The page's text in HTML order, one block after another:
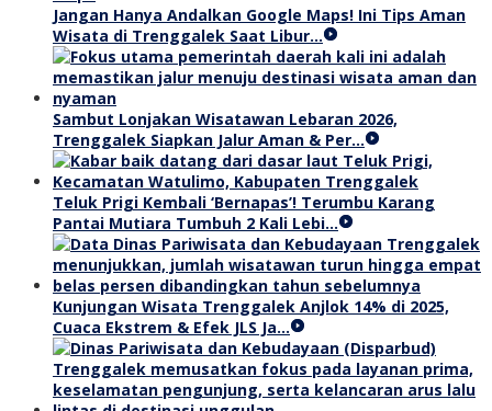
Jangan Hanya Andalkan Google Maps! Ini Tips Aman
Wisata di Trenggalek Saat Libur…
Sambut Lonjakan Wisatawan Lebaran 2026,
Trenggalek Siapkan Jalur Aman & Per…
Teluk Prigi Kembali ‘Bernapas’! Terumbu Karang
Pantai Mutiara Tumbuh 2 Kali Lebi…
Kunjungan Wisata Trenggalek Anjlok 14% di 2025,
Cuaca Ekstrem & Efek JLS Ja…